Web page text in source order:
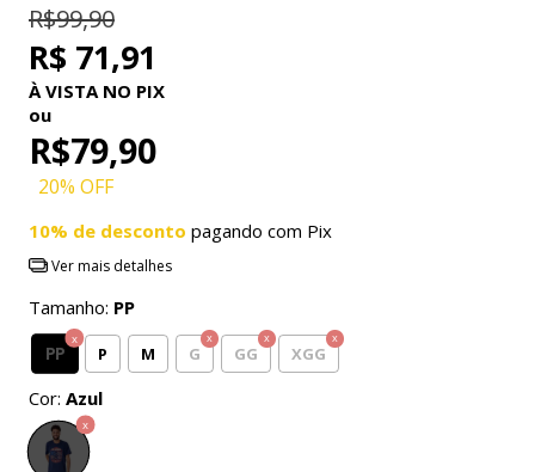
R$99,90
R$ 71,91
À VISTA NO PIX
ou
R$79,90
20% OFF
10% de desconto pagando com Pix
Ver mais detalhes
Tamanho: PP
PP P M G GG XGG
Cor: Azul